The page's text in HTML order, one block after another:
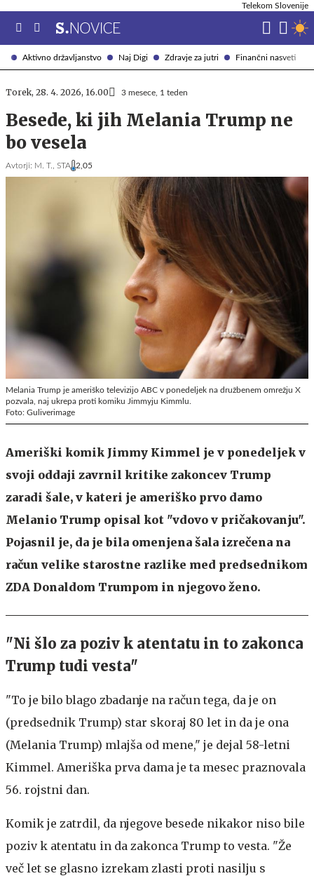
Aktivno državljanstvo Naj Digi Zdravje za jutri Finančni nasveti
Telekom Slovenije
Torek, 28. 4. 2026, 16.00 3 mesece, 1 teden
Besede, ki jih Melania Trump ne
bo vesela
Avtorji: M. T., STA 2,05
Melania Trump je ameriško televizijo ABC v ponedeljek na družbenem omrežju X
pozvala, naj ukrepa proti komiku Jimmyju Kimmlu.
Foto: Guliverimage
Ameriški komik Jimmy Kimmel je v ponedeljek v
svoji oddaji zavrnil kritike zakoncev Trump
zaradi šale, v kateri je ameriško prvo damo
Melanio Trump opisal kot "vdovo v pričakovanju".
Pojasnil je, da je bila omenjena šala izrečena na
račun velike starostne razlike med predsednikom
ZDA Donaldom Trumpom in njegovo ženo.
"Ni šlo za poziv k atentatu in to zakonca
Trump tudi vesta"
"To je bilo blago zbadanje na račun tega, da je on
(predsednik Trump) star skoraj 80 let in da je ona
(Melania Trump) mlajša od mene," je dejal 58-letni
Kimmel. Ameriška prva dama je ta mesec praznovala
56. rojstni dan.
Komik je zatrdil, da njegove besede nikakor niso bile
poziv k atentatu in da zakonca Trump to vesta. "Že
več let se glasno izrekam zlasti proti nasilju s